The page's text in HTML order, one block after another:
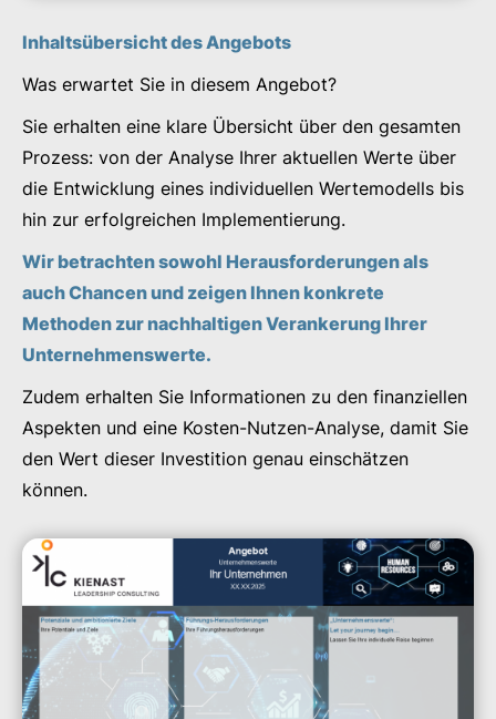
Inhaltsübersicht des Angebots
Was erwartet Sie in diesem Angebot?
Sie erhalten eine klare Übersicht über den gesamten
Prozess: von der Analyse Ihrer aktuellen Werte über
die Entwicklung eines individuellen Wertemodells bis
hin zur erfolgreichen Implementierung.
Wir betrachten sowohl Herausforderungen als
auch Chancen und zeigen Ihnen konkrete
Methoden zur nachhaltigen Verankerung Ihrer
Unternehmenswerte.
Zudem erhalten Sie Informationen zu den finanziellen
Aspekten und eine Kosten-Nutzen-Analyse, damit Sie
den Wert dieser Investition genau einschätzen
können.